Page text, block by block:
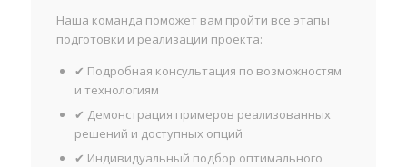
Наша команда поможет вам пройти все этапы
подготовки и реализации проекта:
✔ Подробная консультация по возможностям
и технологиям
✔ Демонстрация примеров реализованных
решений и доступных опций
✔ Индивидуальный подбор оптимального